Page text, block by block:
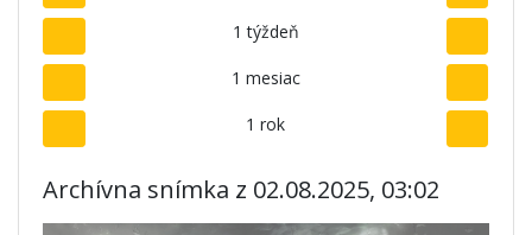
1 týždeň
1 mesiac
1 rok
Archívna snímka z 02.08.2025, 03:02